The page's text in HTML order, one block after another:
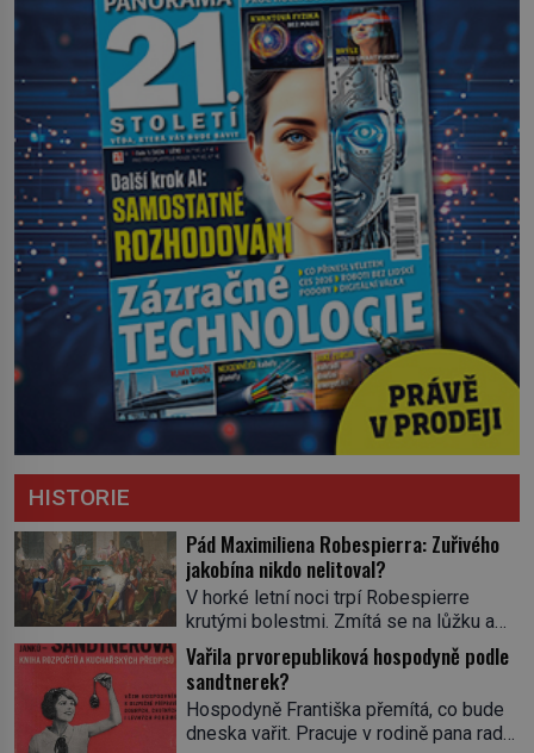
HISTORIE
Pád Maximiliena Robespierra: Zuřivého
jakobína nikdo nelitoval?
V horké letní noci trpí Robespierre
krutými bolestmi. Zmítá se na lůžku a
hlavou mu víří kolotoč myšlenek. Když
se probere z mdlob, vzpomene si na
jednu z pařížských jasnovidek, kterou
před lety navštívil. Prorokovala mu
tragický osud. Tehdy se jí vysmál.
Vařila prvorepubliková hospodyně podle
sandtnerek?
Hospodyně Františka přemítá, co bude
dneska vařit. Pracuje v rodině pana rady